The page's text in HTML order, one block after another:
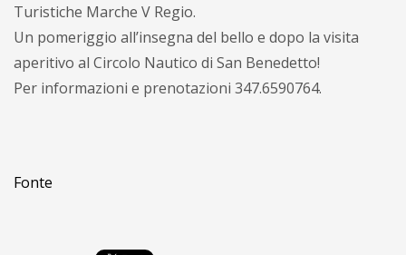
Turistiche Marche V Regio.
Un pomeriggio all’insegna del bello e dopo la visita
aperitivo al Circolo Nautico di San Benedetto!
Per informazioni e prenotazioni 347.6590764.
Fonte